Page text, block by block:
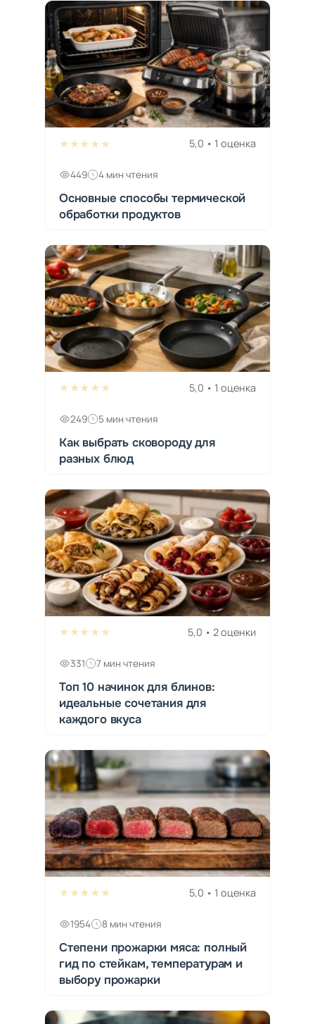
★★★★★ 5,0 • 1 оценка
449 4 мин чтения
Основные способы термической
обработки продуктов
★★★★★ 5,0 • 1 оценка
249 5 мин чтения
Как выбрать сковороду для
разных блюд
★★★★★ 5,0 • 2 оценки
331 7 мин чтения
Топ 10 начинок для блинов:
идеальные сочетания для
каждого вкуса
★★★★★ 5,0 • 1 оценка
1954 8 мин чтения
Степени прожарки мяса: полный
гид по стейкам, температурам и
выбору прожарки